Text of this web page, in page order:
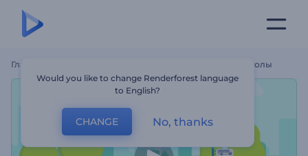
Главная Рекламный Ролик Для Средней Школы
Would you like to change Renderforest language
to English?
CHANGE No, thanks